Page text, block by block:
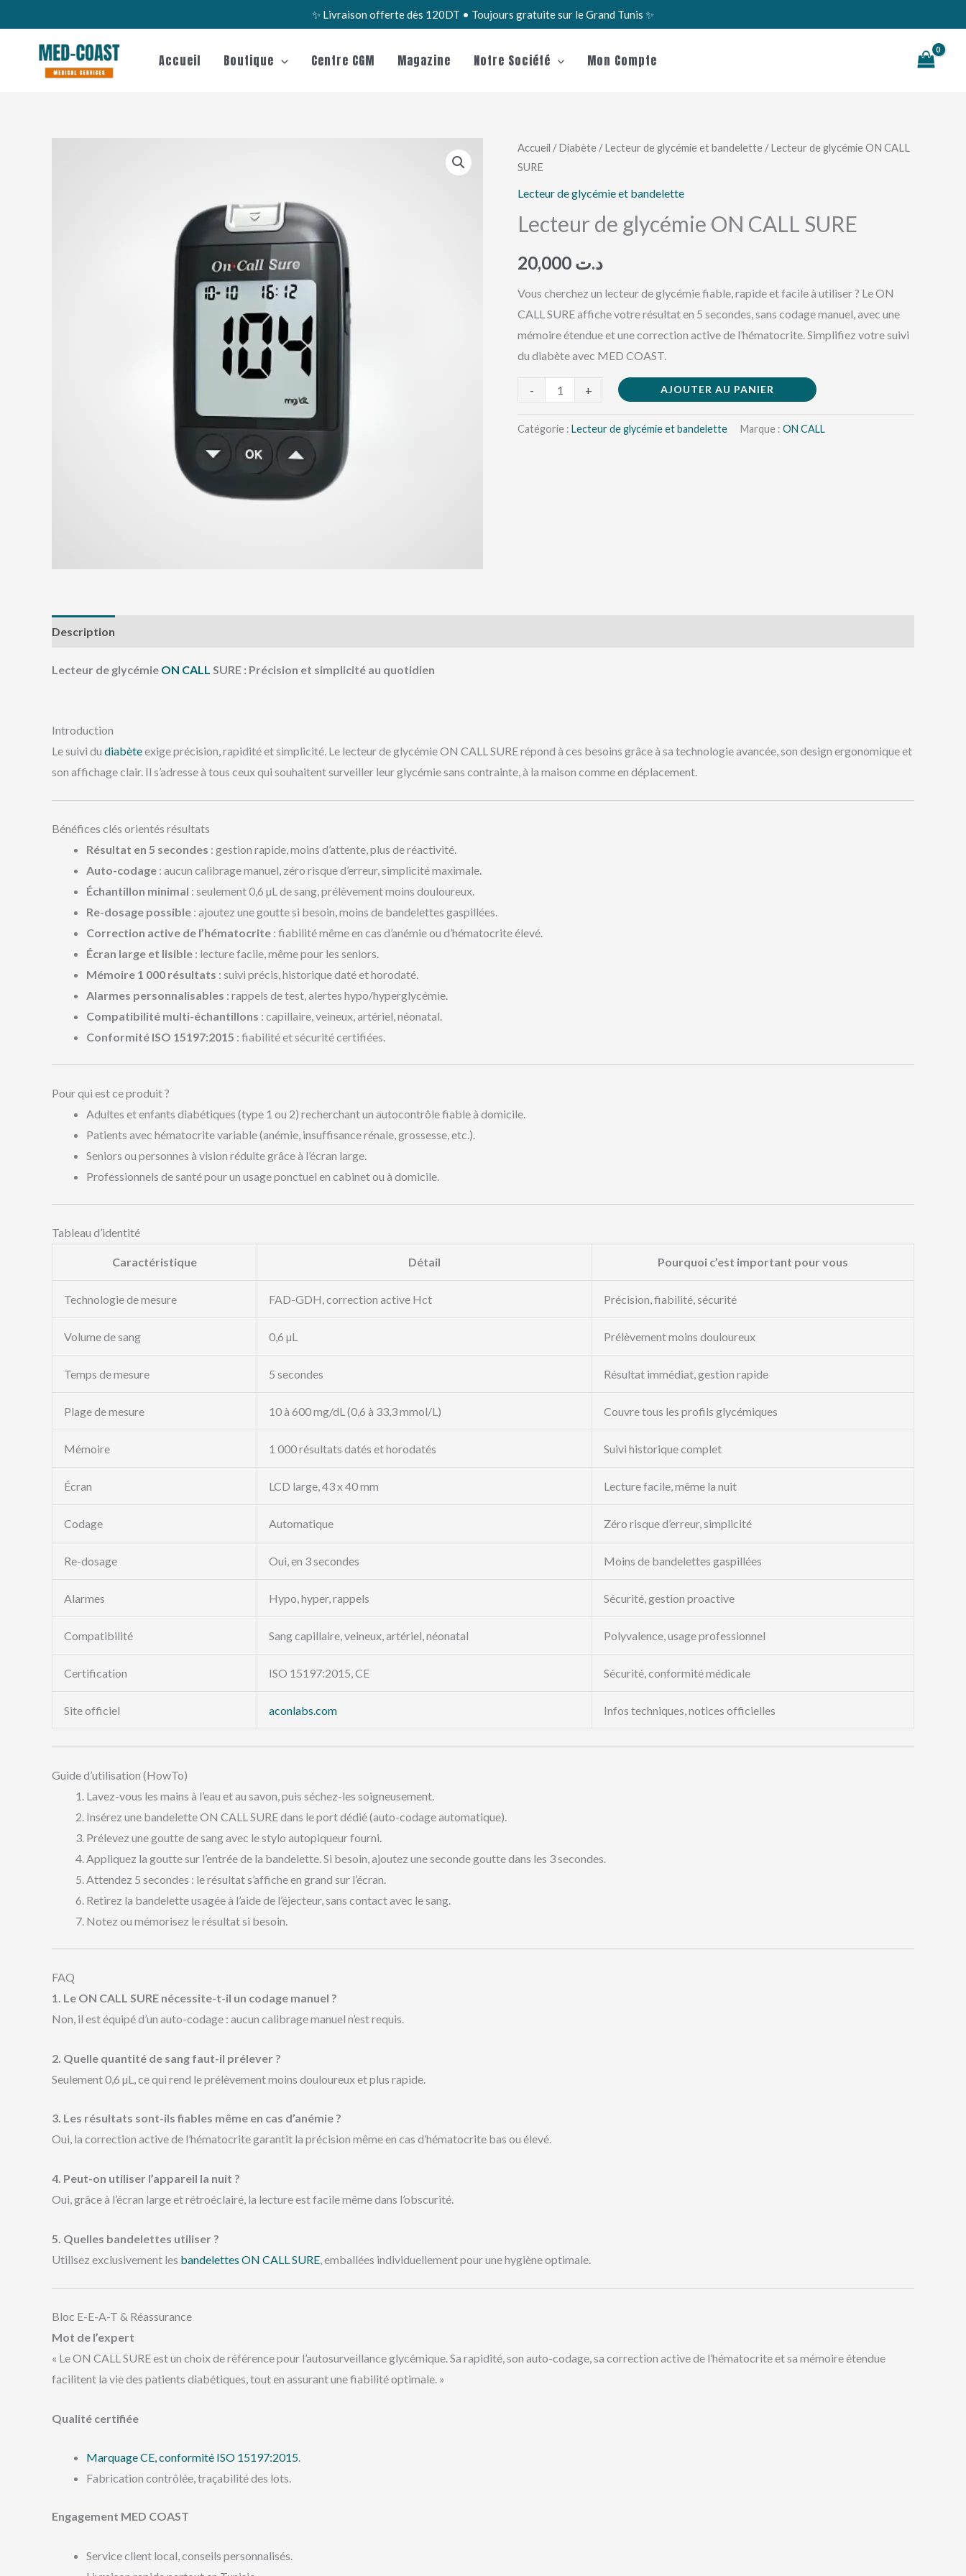
au
✨ Livraison offerte dès 120DT • Toujours gratuite sur le Grand Tunis ✨
Accueil Boutique Centre CGM Magazine Notre Société Mon Compte Rechercher
Accueil /Diabète /Lecteur de glycémie et bandelette / Lecteur de glycémie ON CALL
SURE
Lecteur de glycémie et bandelette
Lecteur de glycémie ON CALL SURE
د.ت
Vous cherchez un lecteur de glycémie fiable, rapide et facile à utiliser ? Le ON
CALL SURE affiche votre résultat en 5 secondes, sans codage manuel, avec une
mémoire étendue et une correction active de l’hématocrite. Simplifiez votre suivi
du diabète avec MED COAST.
-
quantité
de
Lecteur
glycémie
CALL
SURE
+ AJOUTER AU PANIER
Catégorie : Lecteur de glycémie et bandelette Marque : ON CALL
Description
Lecteur de glycémie ON CALL SURE : Précision et simplicité au quotidien
Introduction
Le suivi du diabèteexige précision, rapidité et simplicité. Le lecteur de glycémie ON CALL SURE répond à ces besoins grâce à sa technologie avancée, son design ergonomique et
son affichage clair. Il s’adresse à tous ceux qui souhaitent surveiller leur glycémie sans contrainte, à la maison comme en déplacement.
Bénéfices clés orientés résultats
Résultat en 5 secondes : gestion rapide, moins d’attente, plus de réactivité.
Auto-codage : aucun calibrage manuel, zéro risque d’erreur, simplicité maximale.
Échantillon minimal : seulement 0,6 µL de sang, prélèvement moins douloureux.
Re-dosage possible : ajoutez une goutte si besoin, moins de bandelettes gaspillées.
Correction active de l’hématocrite : fiabilité même en cas d’anémie ou d’hématocrite élevé.
Écran large et lisible : lecture facile, même pour les seniors.
Mémoire 1 000 résultats : suivi précis, historique daté et horodaté.
Alarmes personnalisables : rappels de test, alertes hypo/hyperglycémie.
Compatibilité multi-échantillons : capillaire, veineux, artériel, néonatal.
Conformité ISO 15197:2015 : fiabilité et sécurité certifiées.
Pour qui est ce produit ?
Adultes et enfants diabétiques (type 1 ou 2) recherchant un autocontrôle fiable à domicile.
Patients avec hématocrite variable (anémie, insuffisance rénale, grossesse, etc.).
Seniors ou personnes à vision réduite grâce à l’écran large.
Professionnels de santé pour un usage ponctuel en cabinet ou à domicile.
Tableau d’identité
Caractéristique Détail Pourquoi c’est important pour vous
Technologie de mesure FAD-GDH, correction active Hct Précision, fiabilité, sécurité
Volume de sang 0,6 µL Prélèvement moins douloureux
Temps de mesure 5 secondes Résultat immédiat, gestion rapide
Plage de mesure 10 à 600 mg/dL (0,6 à 33,3 mmol/L) Couvre tous les profils glycémiques
Mémoire 1 000 résultats datés et horodatés Suivi historique complet
Écran LCD large, 43 x 40 mm Lecture facile, même la nuit
Codage Automatique Zéro risque d’erreur, simplicité
Re-dosage Oui, en 3 secondes Moins de bandelettes gaspillées
Alarmes Hypo, hyper, rappels Sécurité, gestion proactive
Compatibilité Sang capillaire, veineux, artériel, néonatal Polyvalence, usage professionnel
Certification ISO 15197:2015, CE Sécurité, conformité médicale
Site officiel aconlabs.com Infos techniques, notices officielles
Guide d’utilisation (HowTo)
Lavez-vous les mains à l’eau et au savon, puis séchez-les soigneusement.
Insérez une bandelette ON CALL SURE dans le port dédié (auto-codage automatique).
Prélevez une goutte de sang avec le stylo autopiqueur fourni.
Appliquez la goutte sur l’entrée de la bandelette. Si besoin, ajoutez une seconde goutte dans les 3 secondes.
Attendez 5 secondes : le résultat s’affiche en grand sur l’écran.
Retirez la bandelette usagée à l’aide de l’éjecteur, sans contact avec le sang.
Notez ou mémorisez le résultat si besoin.
FAQ
1. Le ON CALL SURE nécessite-t-il un codage manuel ?
Non, il est équipé d’un auto-codage : aucun calibrage manuel n’est requis.
2. Quelle quantité de sang faut-il prélever ?
Seulement 0,6 µL, ce qui rend le prélèvement moins douloureux et plus rapide.
3. Les résultats sont-ils fiables même en cas d’anémie ?
Oui, la correction active de l’hématocrite garantit la précision même en cas d’hématocrite bas ou élevé.
4. Peut-on utiliser l’appareil la nuit ?
Oui, grâce à l’écran large et rétroéclairé, la lecture est facile même dans l’obscurité.
5. Quelles bandelettes utiliser ?
Utilisez exclusivement les bandelettes ON CALL SURE , emballées individuellement pour une hygiène optimale.
Bloc E-E-A-T & Réassurance
Mot de l’expert
« Le ON CALL SURE est un choix de référence pour l’autosurveillance glycémique. Sa rapidité, son auto-codage, sa correction active de l’hématocrite et sa mémoire étendue
facilitent la vie des patients diabétiques, tout en assurant une fiabilité optimale. »
Qualité certifiée
Marquage CE, conformité ISO 15197:2015.
Fabrication contrôlée, traçabilité des lots.
Engagement MED COAST
Service client local, conseils personnalisés.